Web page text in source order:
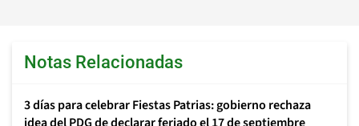
Notas Relacionadas
3 días para celebrar Fiestas Patrias: gobierno rechaza